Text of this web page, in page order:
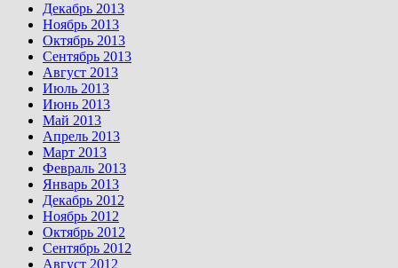
Декабрь 2013
Ноябрь 2013
Октябрь 2013
Сентябрь 2013
Август 2013
Июль 2013
Июнь 2013
Май 2013
Апрель 2013
Март 2013
Февраль 2013
Январь 2013
Декабрь 2012
Ноябрь 2012
Октябрь 2012
Сентябрь 2012
Август 2012